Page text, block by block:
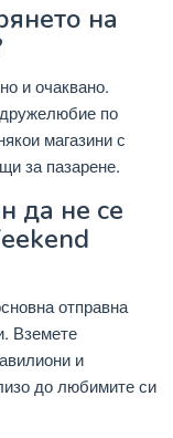
на
и очаквано.
по
магазини с
за пазарене.
да не се
отправна
Вземете
и
до любимите си